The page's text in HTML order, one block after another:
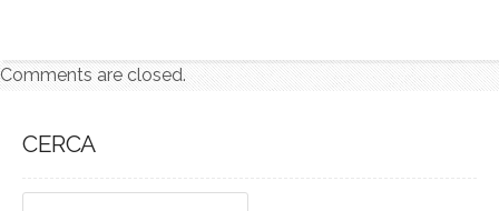
Comments are closed.
CERCA